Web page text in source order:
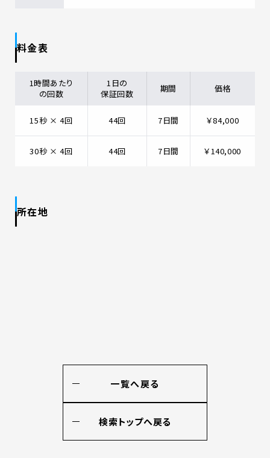
料金表
1時間あたり
の回数
1日の
保証回数
期間 価格
15秒 × 4回 44回 7日間 ￥84,000
30秒 × 4回 44回 7日間 ￥140,000
所在地
一覧へ戻る
検索トップへ戻る